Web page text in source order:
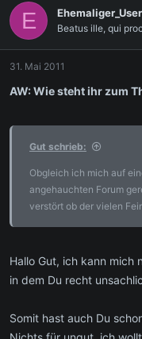
E Ehemaliger_User
Beatus ille, qui
31. Mai 2011
AW: Wie steht ihr zum
Gut schrieb:
Obgleich ich mich auf
angehauchten Forum
verstört ob der vielen
Hallo Gut, ich kann mich
in dem Du recht
Somit hast auch Du